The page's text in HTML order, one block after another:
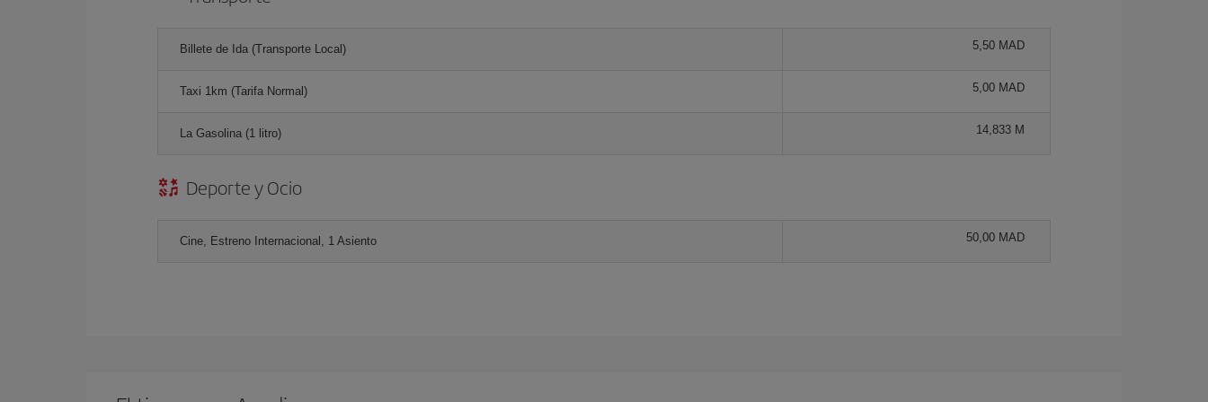
Billete de Ida (Transporte Local) 5,50 MAD
Taxi 1km (Tarifa Normal) 5,00 MAD
La Gasolina (1 litro) 14,833 M
Deporte y Ocio
Cine, Estreno Internacional, 1 Asiento 50,00 MAD